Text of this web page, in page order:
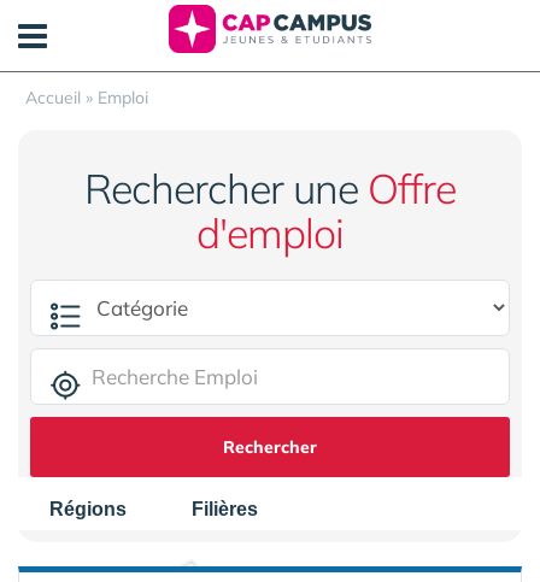
Accueil » Emploi
Rechercher une Offre
d'emploi
Rechercher
Régions Filières
Panneau de gestion des cookies